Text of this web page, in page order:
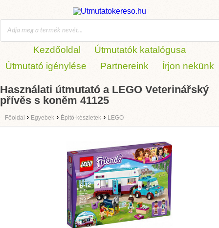
Kezdőoldal
Útmutatók katalógusa
Útmutató igénylése
Partnereink Írjon nekünk
Használati útmutató a LEGO Veterinářský
přívěs s koněm 41125
Főoldal › Egyebek › Építő-készletek › LEGO